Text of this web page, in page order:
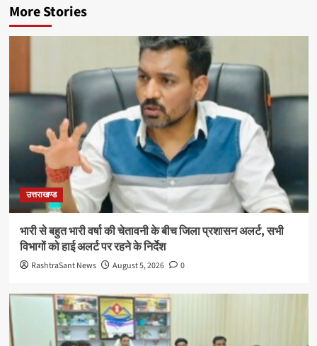
More Stories
उत्तराखण्ड
भारी से बहुत भारी वर्षा की चेतावनी के बीच जिला प्रशासन अलर्ट, सभी
विभागों को हाई अलर्ट पर रहने के निर्देश
RashtraSant News August 5, 2026 0